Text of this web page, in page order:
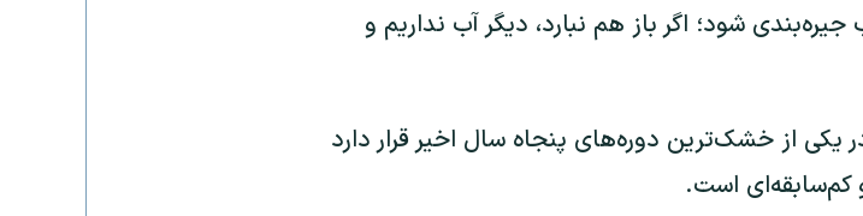
جیره‌بندی شود؛ اگر باز هم نبارد، دیگر آب نداریم و
یکی از خشک‌ترین دوره‌های پنجاه سال اخیر قرار دارد
کم‌سابقه‌ای است.